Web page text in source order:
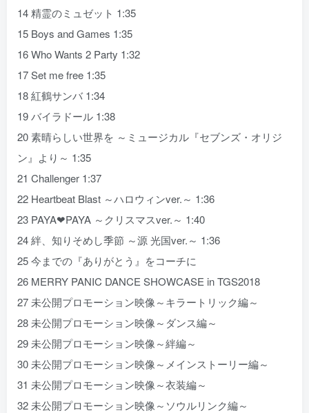
14 精霊のミュゼット 1:35
15 Boys and Games 1:35
16 Who Wants 2 Party 1:32
17 Set me free 1:35
18 紅鶴サンバ 1:34
19 バイラドール 1:38
20 素晴らしい世界を ～ミュージカル『セブンズ・オリジ
ン』より～ 1:35
21 Challenger 1:37
22 Heartbeat Blast ～ハロウィンver.～ 1:36
23 PAYA❤PAYA ～クリスマスver.～ 1:40
24 絆、知りそめし季節 ～源 光国ver.～ 1:36
25 今までの『ありがとう』をコーチに
26 MERRY PANIC DANCE SHOWCASE in TGS2018
27 未公開プロモーション映像～キラートリック編～
28 未公開プロモーション映像～ダンス編～
29 未公開プロモーション映像～絆編～
30 未公開プロモーション映像～メインストーリー編～
31 未公開プロモーション映像～衣装編～
32 未公開プロモーション映像～ソウルリンク編～